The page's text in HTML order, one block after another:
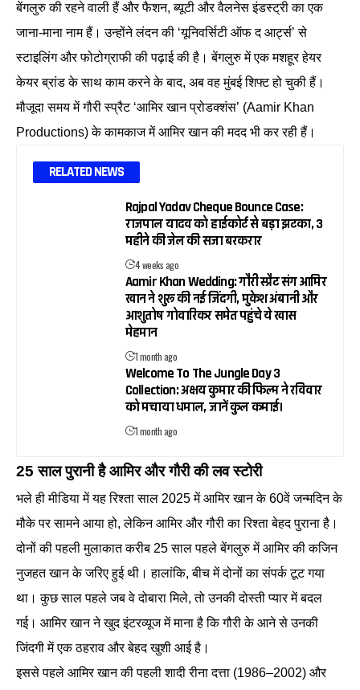
बेंगलुरु की रहने वाली हैं और फैशन, ब्यूटी और वैलनेस इंडस्ट्री का एक
जाना-माना नाम हैं। उन्होंने लंदन की ‘यूनिवर्सिटी ऑफ द आर्ट्स’ से
स्टाइलिंग और फोटोग्राफी की पढ़ाई की है। बेंगलुरु में एक मशहूर हेयर
केयर ब्रांड के साथ काम करने के बाद, अब वह मुंबई शिफ्ट हो चुकी हैं।
मौजूदा समय में गौरी स्प्रैट ‘आमिर खान प्रोडक्शंस’ (Aamir Khan
Productions) के कामकाज में आमिर खान की मदद भी कर रही हैं।
RELATED NEWS
Rajpal Yadav Cheque Bounce Case:
राजपाल यादव को हाईकोर्ट से बड़ा झटका, 3
महीने की जेल की सजा बरकरार
4 weeks ago
Aamir Khan Wedding: गौरी स्प्रैट संग आमिर
खान ने शुरू की नई जिंदगी, मुकेश अंबानी और
आशुतोष गोवारिकर समेत पहुंचे ये खास
मेहमान
1 month ago
Welcome To The Jungle Day 3
Collection: अक्षय कुमार की फिल्म ने रविवार
को मचाया धमाल, जानें कुल कमाई।
1 month ago
25 साल पुरानी है आमिर और गौरी की लव स्टोरी
भले ही मीडिया में यह रिश्ता साल 2025 में आमिर खान के 60वें जन्मदिन के
मौके पर सामने आया हो, लेकिन आमिर और गौरी का रिश्ता बेहद पुराना है।
दोनों की पहली मुलाकात करीब 25 साल पहले बेंगलुरु में आमिर की कजिन
नुजहत खान के जरिए हुई थी। हालांकि, बीच में दोनों का संपर्क टूट गया
था। कुछ साल पहले जब वे दोबारा मिले, तो उनकी दोस्ती प्यार में बदल
गई। आमिर खान ने खुद इंटरव्यूज में माना है कि गौरी के आने से उनकी
जिंदगी में एक ठहराव और बेहद खुशी आई है।
इससे पहले आमिर खान की पहली शादी रीना दत्ता (1986–2002) और